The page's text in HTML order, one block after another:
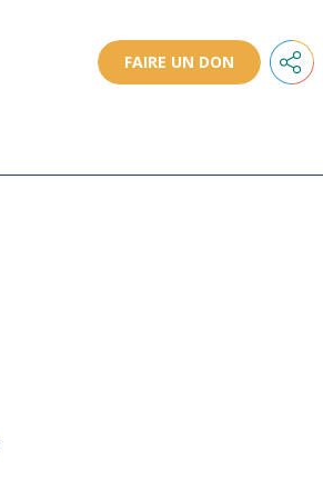
FAIRE UN DON